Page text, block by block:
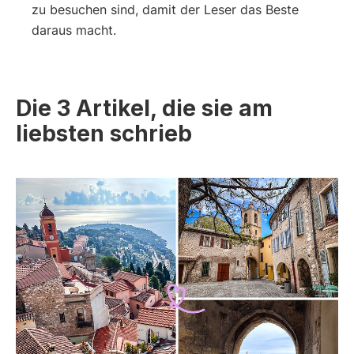
zu besuchen sind, damit der Leser das Beste
daraus macht.
Die 3 Artikel, die sie am
liebsten schrieb